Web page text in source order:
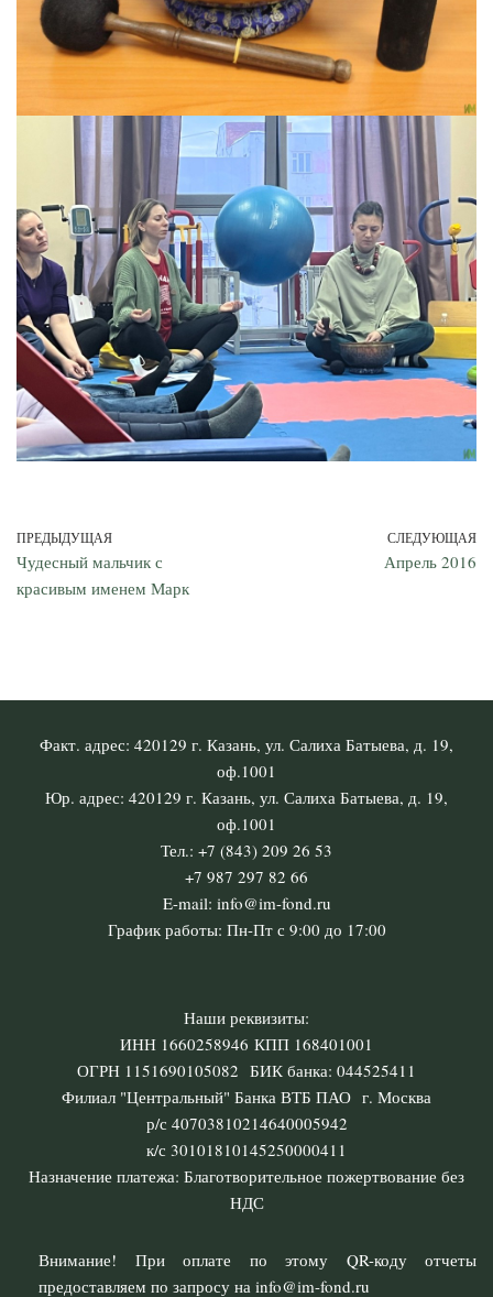
ПРЕДЫДУЩАЯ
Чудесный мальчик с
красивым именем Марк
СЛЕДУЮЩАЯ
Апрель 2016
Факт. адрес: 420129 г. Казань, ул. Салиха Батыева, д. 19,
оф.1001
Юр. адрес: 420129 г. Казань, ул. Салиха Батыева, д. 19,
оф.1001
Тел.: +7 (843) 209 26 53
+7 987 297 82 66
E-mail: info@im-fond.ru
График работы: Пн-Пт с 9:00 до 17:00
Наши реквизиты:
ИНН 1660258946 КПП 168401001
ОГРН 1151690105082 БИК банка: 044525411
Филиал "Центральный" Банка ВТБ ПАО г. Москва
р/с 40703810214640005942
к/с 30101810145250000411
Назначение платежа: Благотворительное пожертвование без
НДС
Внимание! При оплате по этому QR-коду отчеты
предоставляем по запросу на info@im-fond.ru